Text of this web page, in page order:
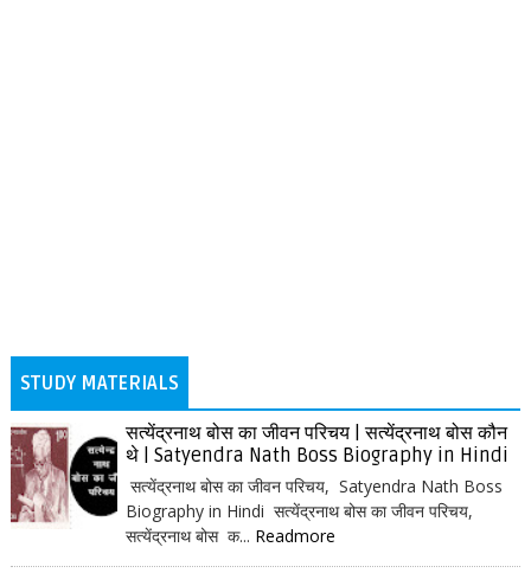
STUDY MATERIALS
सत्येंद्रनाथ बोस का जीवन परिचय | सत्येंद्रनाथ बोस कौन
थे | Satyendra Nath Boss Biography in Hindi
सत्येंद्रनाथ बोस का जीवन परिचय, Satyendra Nath Boss
Biography in Hindi सत्येंद्रनाथ बोस का जीवन परिचय,
सत्येंद्रनाथ बोस क... Readmore